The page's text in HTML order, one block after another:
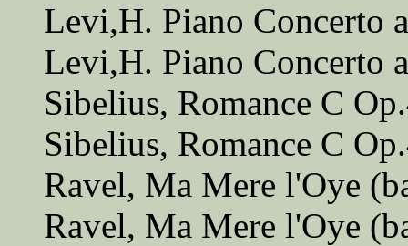
Levi,H. Piano Concerto
Levi,H. Piano Concerto
Sibelius, Romance C
Sibelius, Romance C
Ravel, Ma Mere l'Oye
Ravel, Ma Mere l'Oye